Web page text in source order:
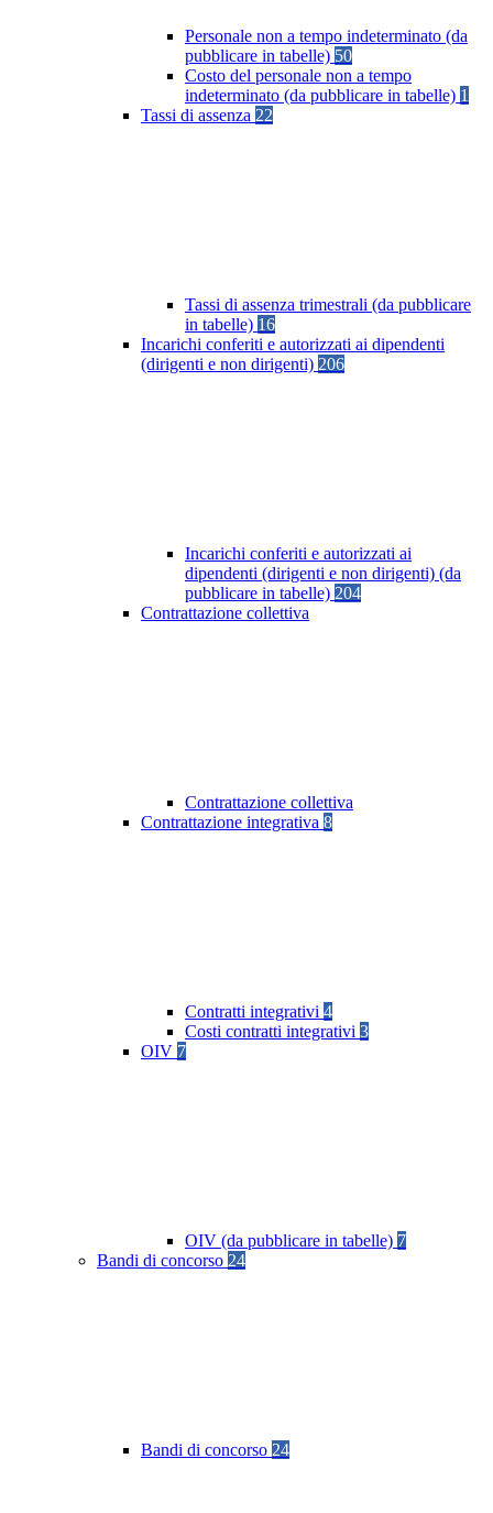
Personale non a tempo indeterminato (da
pubblicare in tabelle) 50
Costo del personale non a tempo
indeterminato (da pubblicare in tabelle) 1
Tassi di assenza 22
Tassi di assenza trimestrali (da pubblicare
in tabelle) 16
Incarichi conferiti e autorizzati ai dipendenti
(dirigenti e non dirigenti) 206
Incarichi conferiti e autorizzati ai
dipendenti (dirigenti e non dirigenti) (da
pubblicare in tabelle) 204
Contrattazione collettiva
Contrattazione collettiva
Contrattazione integrativa 8
Contratti integrativi 4
Costi contratti integrativi 3
OIV 7
OIV (da pubblicare in tabelle) 7
Bandi di concorso 24
Bandi di concorso 24